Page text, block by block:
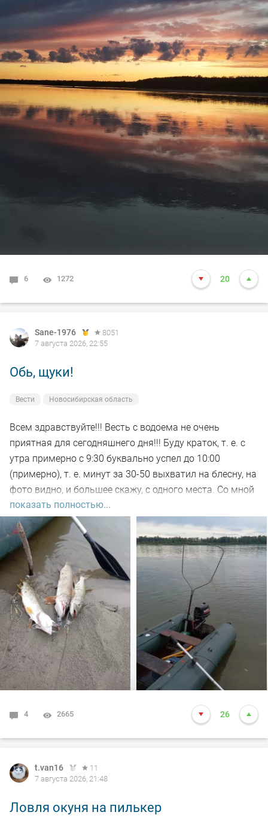
С уважением Шнивовод!🤝
6 1272 20
Sane-1976
8051
7 августа 2026, 22:55
Обь, щуки!
Вести Новосибирская область
Всем здравствуйте!!! Весть с водоема не очень
приятная для сегодняшнего дня!!! Буду краток, т. е. с
утра примерно с 9:30 буквально успел до 10:00
(примерно), т. е. минут за 30-50 выхватил на блесну, на
фото видно, и большее скажу, с одного места. Со мной
был рыбак, который рыбачил с берега, т. е. я его увез
на остров на белую рыбу, а сам дальше, как обычно, по
корягам. Уже много написал)))). Так вот, сегодня
долбил до вечера выхода не как от слова совсем!!! Но
произошло не которое событие. Я предупредил деда
т.е собирайся домой, а сам от него 100м. И в отвес
между бревен я опустил блесну и понятно толи зацеп,
толи рыба, да оказалось опять дур махина, но я думаю
14-15 это точно. Так вот она меня помучила и я ее в
подсак, сильно ударила и в сплеск. Как так получилось
что в подсаке осталась одна блесна. Ну и как всегда
вам нхнч!!!
показать полностью...
4 2665 26
t.van16
11
7 августа 2026, 21:48
Ловля окуня на пилькер